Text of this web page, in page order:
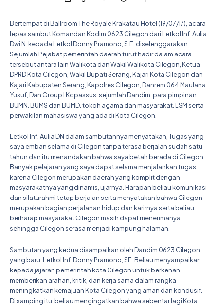
Bertempat di Ballroom The Royale Krakatau Hotel (19/07/17), acara
lepas sambut Komandan Kodim 0623 Cilegon dari Letkol Inf. Aulia
Dwi N. kepada Letkol Donny Pramono, S.E. diselenggarakan.
Sejumlah Pejabat pemerintah daerah turut hadir dalam acara
tersebut antara lain Walikota dan Wakil Walikota Cilegon, Ketua
DPRD Kota Cilegon, Wakil Bupati Serang, Kajari Kota Cilegon dan
Kajari Kabupaten Serang, Kapolres Cilegon, Danrem 064 Maulana
Yusuf, Dan Group I Kopassus, sejumlah Dandim, para pimpinan
BUMN, BUMS dan BUMD, tokoh agama dan masyarakat, LSM serta
perwakilan mahasiswa yang ada di Kota Cilegon.
Letkol Inf. Aulia DN dalam sambutannya menyatakan, Tugas yang
saya emban selama di Cilegon tanpa terasa berjalan sudah satu
tahun dan itu menandakan bahwa saya betah berada di Cilegon.
Banyak pelajaran yang saya dapat selama menjalankan tugas
karena Cilegon merupakan daerah yang komplit dengan
masyarakatnya yang dinamis, ujarnya. Harapan beliau komunikasi
dan silaturahmi tetap berjalan serta menyatakan bahwa Cilegon
merupakan bagian perjalanan hidup dan karirnya serta beliau
berharap masyarakat Cilegon masih dapat menerimanya
sehingga Cilegon serasa menjadi kampung halaman.
Sambutan yang kedua disampaikan oleh Dandim 0623 Cilegon
yang baru, Letkol Inf. Donny Pramono, SE. Beliau menyampaikan
kepada jajaran pemerintah kota Cilegon untuk berkenan
memberikan arahan, kritik, dan kerja sama dalam rangka
meningkatkan kemajuan Kota Cilegon yang aman dan kondusif.
Di samping itu, beliau mengingatkan bahwa sebentar lagi Kota